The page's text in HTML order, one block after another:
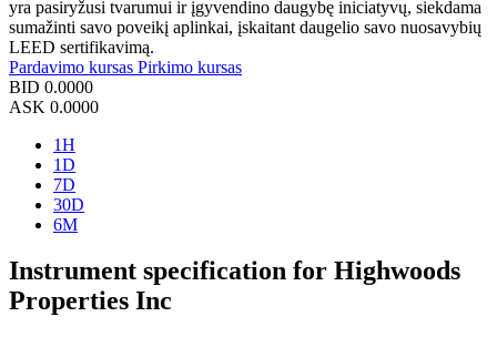
yra pasiryžusi tvarumui ir įgyvendino daugybę iniciatyvų, siekdama
sumažinti savo poveikį aplinkai, įskaitant daugelio savo nuosavybių
LEED sertifikavimą.
Pardavimo kursas Pirkimo kursas
BID 0.0000
ASK 0.0000
1H
1D
7D
30D
6M
Instrument specification for Highwoods
Properties Inc